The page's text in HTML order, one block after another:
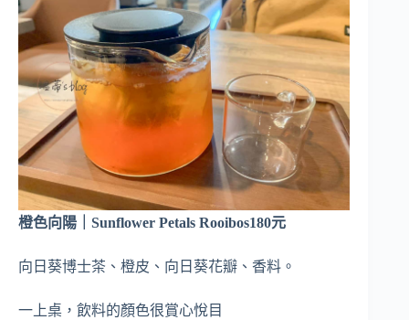
橙色向陽｜Sunflower Petals Rooibos180元
向日葵博士茶、橙皮、向日葵花瓣、香料。
一上桌，飲料的顏色很賞心悅目